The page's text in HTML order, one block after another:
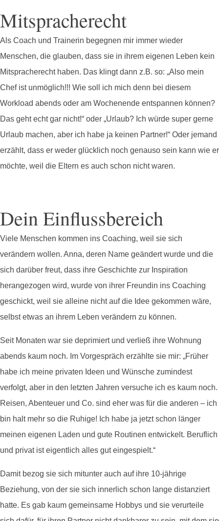
Mitspracherecht
Als Coach und Trainerin begegnen mir immer wieder
Menschen, die glauben, dass sie in ihrem eigenen Leben kein
Mitspracherecht haben. Das klingt dann z.B. so: „Also mein
Chef ist unmöglich!!! Wie soll ich mich denn bei diesem
Workload abends oder am Wochenende entspannen können?
Das geht echt gar nicht!“ oder „Urlaub? Ich würde super gerne
Urlaub machen, aber ich habe ja keinen Partner!“ Oder jemand
erzählt, dass er weder glücklich noch genauso sein kann wie er
möchte, weil die Eltern es auch schon nicht waren.
Dein Einflussbereich
Viele Menschen kommen ins Coaching, weil sie sich
verändern wollen. Anna, deren Name geändert wurde und die
sich darüber freut, dass ihre Geschichte zur Inspiration
herangezogen wird, wurde von ihrer Freundin ins Coaching
geschickt, weil sie alleine nicht auf die Idee gekommen wäre,
selbst etwas an ihrem Leben verändern zu können.
Seit Monaten war sie deprimiert und verließ ihre Wohnung
abends kaum noch. Im Vorgespräch erzählte sie mir: „Früher
habe ich meine privaten Ideen und Wünsche zumindest
verfolgt, aber in den letzten Jahren versuche ich es kaum noch.
Reisen, Abenteuer und Co. sind eher was für die anderen – ich
bin halt mehr so die Ruhige! Ich habe ja jetzt schon länger
meinen eigenen Laden und gute Routinen entwickelt. Beruflich
und privat ist eigentlich alles gut eingespielt.“
Damit bezog sie sich mitunter auch auf ihre 10-jährige
Beziehung, von der sie sich innerlich schon lange distanziert
hatte. Es gab kaum gemeinsame Hobbys und sie verurteile